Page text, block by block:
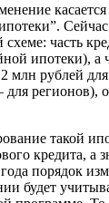
часть
ипотеки),
млн рублей
регионов),
такой
кредита, а
порядок
будет